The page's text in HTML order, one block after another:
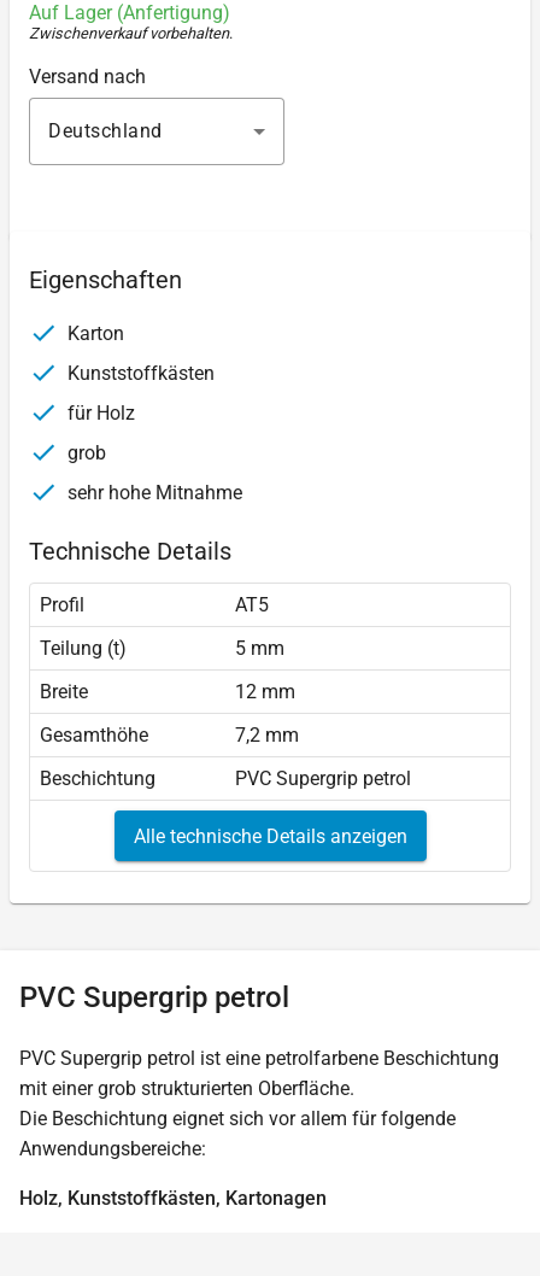
Auf Lager (Anfertigung)
Zwischenverkauf vorbehalten.
Versand nach
Deutschland
Eigenschaften
Karton
Kunststoffkästen
für Holz
grob
sehr hohe Mitnahme
Technische Details
Profil
AT5
Teilung (t)
5 mm
Breite
12 mm
Gesamthöhe
7,2 mm
Beschichtung
PVC Supergrip petrol
Alle technische Details anzeigen
PVC Supergrip petrol
PVC Supergrip petrol ist eine petrolfarbene Beschichtung
mit einer grob strukturierten Oberfläche.
Die Beschichtung eignet sich vor allem für folgende
Anwendungsbereiche:
Holz, Kunststoffkästen, Kartonagen